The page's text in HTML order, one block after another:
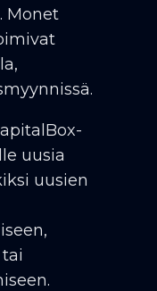
Monet
uusia
uusien